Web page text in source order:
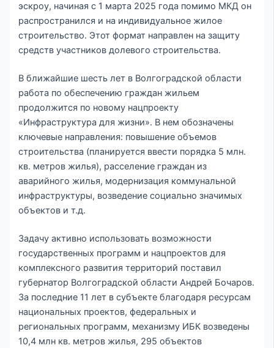
эскроу, начиная с 1 марта 2025 года помимо МКД он
распространился и на индивидуальное жилое
строительство. Этот формат направлен на защиту
средств участников долевого строительства.
В ближайшие шесть лет в Волгоградской области
работа по обеспечению граждан жильем
продолжится по новому нацпроекту
«Инфраструктура для жизни». В нем обозначены
ключевые направления: повышение объемов
строительства (планируется ввести порядка 5 млн.
кв. метров жилья), расселение граждан из
аварийного жилья, модернизация коммунальной
инфраструктуры, возведение социально значимых
объектов и т.д.
Задачу активно использовать возможности
государственных программ и нацпроектов для
комплексного развития территорий поставил
губернатор Волгоградской области Андрей Бочаров.
За последние 11 лет в субъекте благодаря ресурсам
национальных проектов, федеральных и
региональных программ, механизму ИБК возведены
10,4 млн кв. метров жилья, 295 объектов